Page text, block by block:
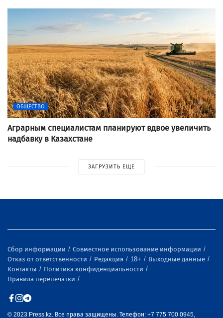
ОБЩЕСТВО
Аграрным специалистам планируют вдвое увеличить
надбавку в Казахстане
ЗАГРУЗИТЬ ЕЩЕ
Сбор информации
Совместное использование информации
Отказ от ответственности
Редакция 18+
Выходные данные
Контакты
Политика конфиденциальности
Правила перепечатки
© 2023 Press.kz. Все права защищены. Телефон: +7 775 700 0945,